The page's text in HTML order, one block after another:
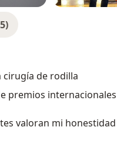
cirugía de rodilla
premios
valoran mi